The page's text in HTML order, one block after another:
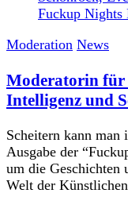
Moderation News
Moderatorin für
Intelligenz und
Scheitern kann
Ausgabe der
um die Geschichten
Welt der